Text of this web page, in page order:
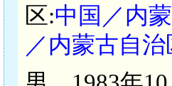
区:中国／内
／内蒙古自